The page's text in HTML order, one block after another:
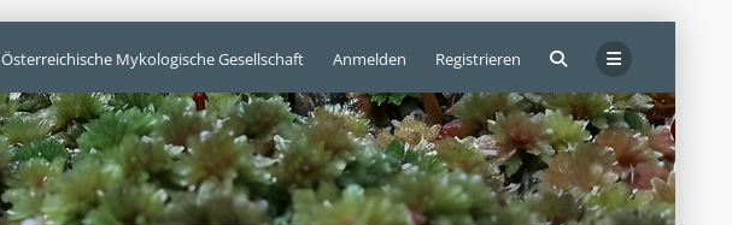
Österreichische Mykologische Gesellschaft Anmelden Registrieren